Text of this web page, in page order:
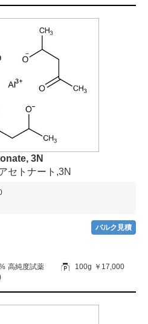
3N
セトナート,3N
バルク見積
高純度試薬 100g ￥17,000